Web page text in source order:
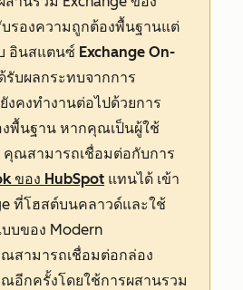
บรองความถูกต้องพื้นฐานแต่
อินสแตนซ์ Exchange On-
รับผลกระทบจากการ
งคงทำงานต่อไปด้วยการ
พื้นฐาน หากคุณเป็นผู้ใช้
คุณสามารถเชื่อมต่อกับการ
ของ HubSpot แทนได้ เข้า
ที่โฮสต์บนคลาวด์และใช้
บของ Modern
สามารถเชื่อมต่อกล่อง
อีกครั้งโดยใช้การผสานรวม